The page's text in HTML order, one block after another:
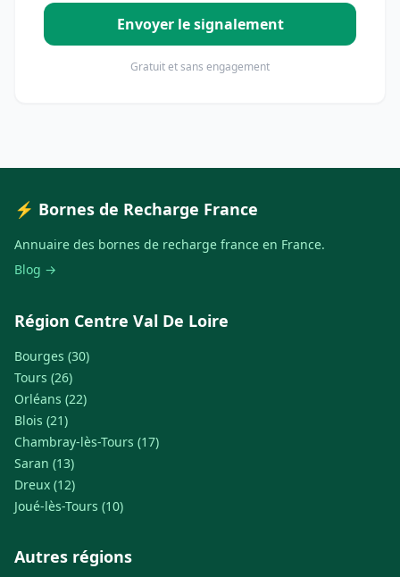
Envoyer le signalement
Gratuit et sans engagement
⚡ Bornes de Recharge France
Annuaire des bornes de recharge france en France.
Blog →
Région Centre Val De Loire
Bourges (30)
Tours (26)
Orléans (22)
Blois (21)
Chambray-lès-Tours (17)
Saran (13)
Dreux (12)
Joué-lès-Tours (10)
Autres régions